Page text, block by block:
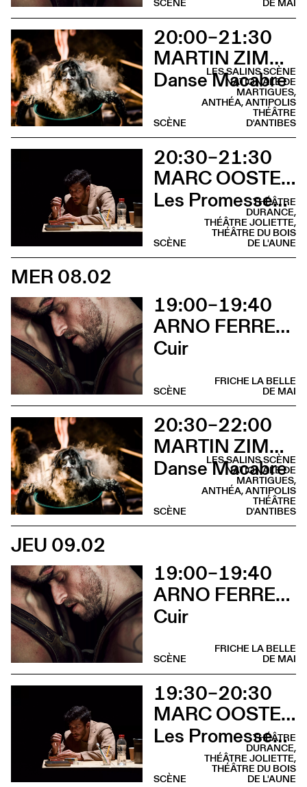
DE MAI
SCÈNE
20:00–21:30
MARTIN ZIMMERMANN
Danse Macabre
LES SALINS SCÈNE
NATIONALE DE
MARTIGUES,
ANTHÉA, ANTIPOLIS
THÉÂTRE
D'ANTIBES
SCÈNE
20:30–21:30
MARC OOSTERHOFF
Les Promesses de l’incertitude
THÉÂTRE
DURANCE,
THÉÂTRE JOLIETTE,
THÉÂTRE DU BOIS
DE L'AUNE
SCÈNE
MER 08.02
19:00–19:40
ARNO FERRERA & GILLES POLET CIE UN LOUP POUR L'HOMME
Cuir
FRICHE LA BELLE
DE MAI
SCÈNE
20:30–22:00
MARTIN ZIMMERMANN
Danse Macabre
LES SALINS SCÈNE
NATIONALE DE
MARTIGUES,
ANTHÉA, ANTIPOLIS
THÉÂTRE
D'ANTIBES
SCÈNE
JEU 09.02
19:00–19:40
ARNO FERRERA & GILLES POLET CIE UN LOUP POUR L'HOMME
Cuir
FRICHE LA BELLE
DE MAI
SCÈNE
19:30–20:30
MARC OOSTERHOFF
Les Promesses de l’incertitude
THÉÂTRE
DURANCE,
THÉÂTRE JOLIETTE,
THÉÂTRE DU BOIS
DE L'AUNE
SCÈNE